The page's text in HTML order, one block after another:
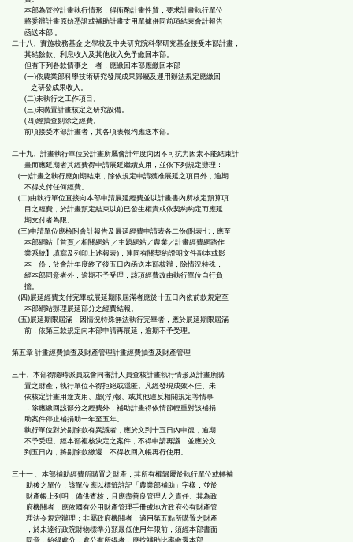
本部為管控計畫執行情形，得衡酌計畫性質，要求計畫執行單位
將委辦計畫原始憑證或補助計畫支用單據併同前項結束會計報告
函送本部 。
二十八、實施校務基金 之學校及中央研究院科學研究基金接受本部計畫，
其結餘款、利息收入及其他收入免予繳回本部。
但有下列各款情事之一者，應繳回本部應繳回本部：
(一)依農業部科學技術研究發展成果歸屬及運用辦法規定應繳回
之研發成果收入。
(二)未執行之工作項目。
(三)未購置計畫核定之研究設備。
(四)經抽查剔除之經費。
前項接受本部計畫者，其各項表報均應送本部。
二十九、計畫執行單位於計畫所屬會計年度內因不可抗力因素不能結束計
畫而應延期者其經費得申請展延繼續支用，並依下列規定辦理：
(一)計畫之執行應如期結束，除依規定申請獲准展延之項目外，逾期
不得支付任何經費。
(二)由執行單位直接向本部申請展延經費並以計畫書內所核定預算項
目之經費，於計畫預定結束以前已發生權責或依契約約定而應延
期支付者為限。
(三)申請單位應檢附會計報告及展延經費申請表各二份(附表七，應至
本部網站【首頁／相關網站 ／主題網站／農業／計畫經費網路作
業系統】填寫及列印上述報表)，連同有關契約證明文件副本或影
本一份，於會計年度終了後五日內函送本部核辦，除情況特殊，
經本部同意者外，逾期不予受理，該項經費改由執行單位自行負
擔。
(四)展延經費支付完畢或展延期限屆滿者應於十五日內依前款規定至
本部網站辦理展延部分之經費結報。
(五)展延期限屆滿，因情況特殊無法執行完畢者，應於展延期限屆滿
前，依第三款規定向本部申請再展延，逾期不予受理。
第五章 計畫經費抽查及財產管理計畫經費抽查及財產管理
三十、本部得隨時派員或會同審計人員查核計畫執行情形及計畫所購
置之財產，執行單位不得拒絕或隱匿。凡經發現成效不佳、未
依核定計畫用途支用、虛(浮)報、或其他違反相關規定等情事
，除應繳回該部分之經費外，補助計畫得依情節輕重對該補捐
助案件停止補捐助一年至五年。
執行單位對於剔除款有異議者，應於文到十五日內申復，逾期
不予受理。經本部複核決定之案件，不得申請再議，並應於文
到五日內，將剔除款繳還，不得收回入帳再行使用。
三十一 、本部補助經費所購置之財產，其所有權歸屬於執行單位或轉補
助後之單位，該單位應以標籤註記「農業部補助」字樣，並於
財產帳上列明，備供查核，且應盡善良管理人之責任。其為政
府機關者，應依國有公用財產管理手冊或地方政府公有財產管
理法令規定辦理；非屬政府機關者，適用第五點所購置之財產
，於未達行政院財物標準分類最低使用年限前，須經本部書面